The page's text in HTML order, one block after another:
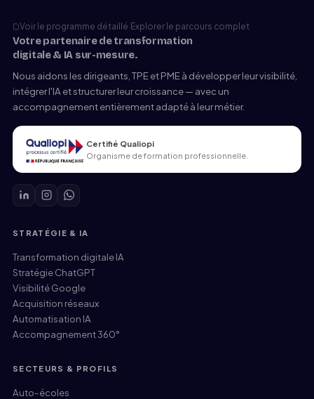
Voir le programme détaillé· Explorer le parcours complet
Votre partenaire de transformation
digitale & IA sur-mesure.
Nous aidons les dirigeants, TPE et PME à développer leur visibilité,
intégrer l'IA et structurer leur croissance — avec un
accompagnement entièrement adapté à leur métier.
Certifié Qualiopi
Organisme de formation professionnelle.
STRATÉGIE & IA
Transformation digitale IA
Stratégie ChatGPT
Visibilité Google
Acquisition réseaux
Automatisation IA
Accompagnement 360°
SECTEURS & PROFILS
Auto-écoles